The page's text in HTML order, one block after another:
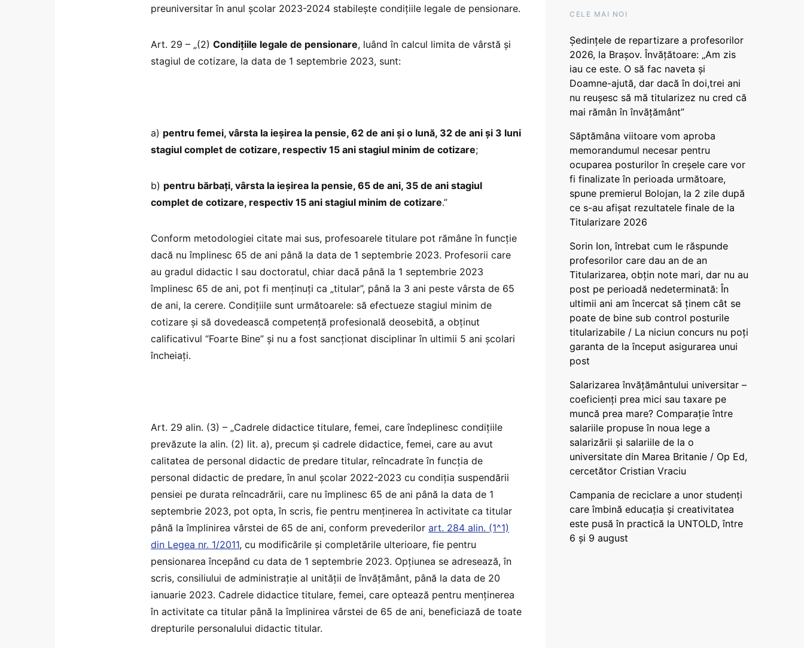
preuniversitar în anul școlar 2023-2024 stabilește condițiile legale de pensionare.
Art. 29 – „(2) Condiţiile legale de pensionare, luând în calcul limita de vârstă şi
stagiul de cotizare, la data de 1 septembrie 2023, sunt:
a) pentru femei, vârsta la ieșirea la pensie, 62 de ani şi o lună, 32 de ani şi 3 luni
stagiul complet de cotizare, respectiv 15 ani stagiul minim de cotizare;
b) pentru bărbați, vârsta la ieșirea la pensie, 65 de ani, 35 de ani stagiul
complet de cotizare, respectiv 15 ani stagiul minim de cotizare.”
Conform metodologiei citate mai sus, profesoarele titulare pot rămâne în funcție
dacă nu împlinesc 65 de ani până la data de 1 septembrie 2023. Profesorii care
au gradul didactic I sau doctoratul, chiar dacă până la 1 septembrie 2023
împlinesc 65 de ani, pot fi menținuți ca „titular”, până la 3 ani peste vârsta de 65
de ani, la cerere. Condițiile sunt următoarele: să efectueze stagiul minim de
cotizare și să dovedească competență profesională deosebită, a obținut
calificativul “Foarte Bine” și nu a fost sancționat disciplinar în ultimii 5 ani școlari
încheiați.
Art. 29 alin. (3) – „Cadrele didactice titulare, femei, care îndeplinesc condițiile
prevăzute la alin. (2) lit. a), precum și cadrele didactice, femei, care au avut
calitatea de personal didactic de predare titular, reîncadrate în funcția de
personal didactic de predare, în anul școlar 2022-2023 cu condiția suspendării
pensiei pe durata reîncadrării, care nu împlinesc 65 de ani până la data de 1
septembrie 2023, pot opta, în scris, fie pentru menținerea în activitate ca titular
până la împlinirea vârstei de 65 de ani, conform prevederilor art. 284 alin. (1^1)
din Legea nr. 1/2011, cu modificările și completările ulterioare, fie pentru
pensionarea începând cu data de 1 septembrie 2023. Opțiunea se adresează, în
scris, consiliului de administrație al unității de învățământ, până la data de 20
ianuarie 2023. Cadrele didactice titulare, femei, care optează pentru menținerea
în activitate ca titular până la împlinirea vârstei de 65 de ani, beneficiază de toate
drepturile personalului didactic titular.
CELE MAI NOI
Ședințele de repartizare a profesorilor
2026, la Brașov. Învățătoare: „Am zis
iau ce este. O să fac naveta și
Doamne-ajută, dar dacă în doi,trei ani
nu reușesc să mă titularizez nu cred că
mai rămân în învățământ”
Săptămâna viitoare vom aproba
memorandumul necesar pentru
ocuparea posturilor în creșele care vor
fi finalizate în perioada următoare,
spune premierul Bolojan, la 2 zile după
ce s-au afișat rezultatele finale de la
Titularizare 2026
Sorin Ion, întrebat cum le răspunde
profesorilor care dau an de an
Titularizarea, obțin note mari, dar nu au
post pe perioadă nedeterminată: În
ultimii ani am încercat să ținem cât se
poate de bine sub control posturile
titularizabile / La niciun concurs nu poți
garanta de la început asigurarea unui
post
Salarizarea învățământului universitar –
coeficienți prea mici sau taxare pe
muncă prea mare? Comparație între
salariile propuse în noua lege a
salarizării și salariile de la o
universitate din Marea Britanie / Op Ed,
cercetător Cristian Vraciu
Campania de reciclare a unor studenți
care îmbină educația și creativitatea
este pusă în practică la UNTOLD, între
6 și 9 august